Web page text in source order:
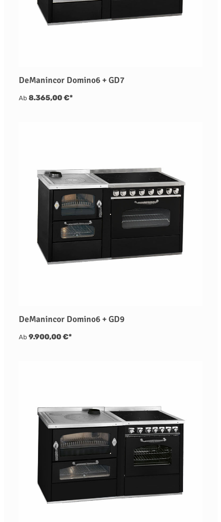
DeManincor Domino6 + GD7
Ab 8.365,00 €*
DeManincor Domino6 + GD9
Ab 9.900,00 €*